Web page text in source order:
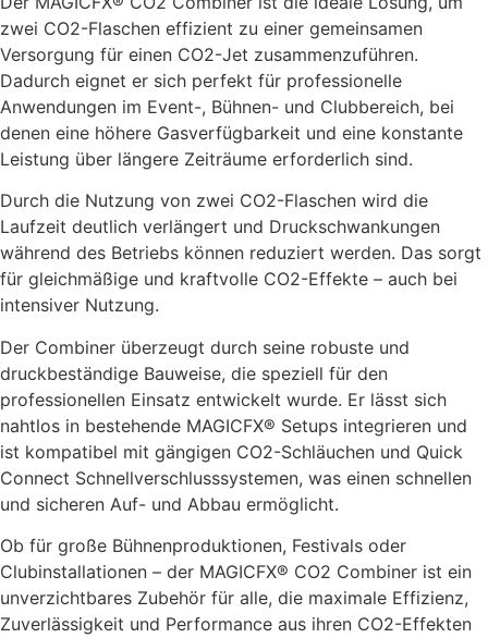
zwei CO2-Flaschen effizient zu einer gemeinsamen
Versorgung für einen CO2-Jet zusammenzuführen.
Dadurch eignet er sich perfekt für professionelle
Anwendungen im Event-, Bühnen- und Clubbereich, bei
denen eine höhere Gasverfügbarkeit und eine konstante
Leistung über längere Zeiträume erforderlich sind.
Durch die Nutzung von zwei CO2-Flaschen wird die
Laufzeit deutlich verlängert und Druckschwankungen
während des Betriebs können reduziert werden. Das sorgt
für gleichmäßige und kraftvolle CO2-Effekte – auch bei
intensiver Nutzung.
Der Combiner überzeugt durch seine robuste und
druckbeständige Bauweise, die speziell für den
professionellen Einsatz entwickelt wurde. Er lässt sich
nahtlos in bestehende MAGICFX® Setups integrieren und
ist kompatibel mit gängigen CO2-Schläuchen und Quick
Connect Schnellverschlusssystemen, was einen schnellen
und sicheren Auf- und Abbau ermöglicht.
Ob für große Bühnenproduktionen, Festivals oder
Clubinstallationen – der MAGICFX® CO2 Combiner ist ein
unverzichtbares Zubehör für alle, die maximale Effizienz,
Zuverlässigkeit und Performance aus ihren CO2-Effekten